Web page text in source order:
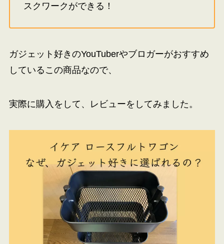
スクワークができる！
ガジェット好きのYouTuberやブロガーがおすすめ
しているこの商品なので、
実際に購入をして、レビューをしてみました。